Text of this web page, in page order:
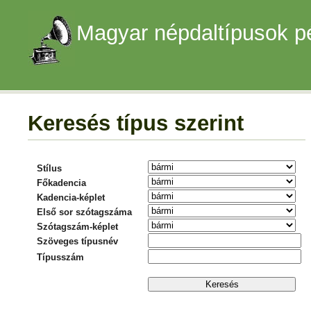
Magyar népdaltípusok
Keresés típus szerint
Stílus
Főkadencia
Kadencia-képlet
Első sor szótagszáma
Szótagszám-képlet
Szöveges típusnév
Típusszám